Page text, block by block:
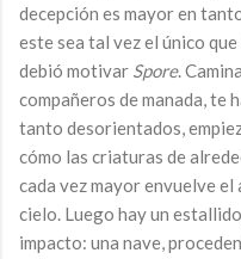
decepción es mayor en
este sea tal vez el único
debió motivar Spore.
compañeros de manada, te
tanto desorientados,
cómo las criaturas de
cada vez mayor envuelve el
cielo. Luego hay un
impacto: una nave,